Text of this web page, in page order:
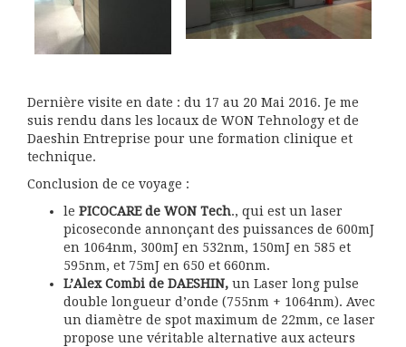
Dernière visite en date : du 17 au 20 Mai 2016. Je me
suis rendu dans les locaux de WON Tehnology et de
Daeshin Entreprise pour une formation clinique et
technique.
Conclusion de ce voyage :
le PICOCARE de WON Tech., qui est un laser
picoseconde annonçant des puissances de 600mJ
en 1064nm, 300mJ en 532nm, 150mJ en 585 et
595nm, et 75mJ en 650 et 660nm.
L’Alex Combi de DAESHIN, un Laser long pulse
double longueur d’onde (755nm + 1064nm). Avec
un diamètre de spot maximum de 22mm, ce laser
propose une véritable alternative aux acteurs